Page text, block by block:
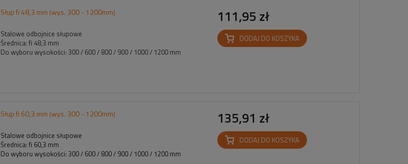
Słup fi 48,3 mm (wys. 300 - 1200mm)
Stalowe odbojnice słupowe
Średnica: fi 48,3 mm
Do wyboru wysokości: 300 / 600 / 800 / 900 / 1000 / 1200 mm
111,95 zł
DODAJ DO KOSZYKA
Słup fi 60,3 mm (wys. 300 - 1200mm)
Stalowe odbojnice słupowe
Średnica: fi 60,3 mm
Do wyboru wysokości: 300 / 600 / 800 / 900 / 1000 / 1200 mm
135,91 zł
DODAJ DO KOSZYKA